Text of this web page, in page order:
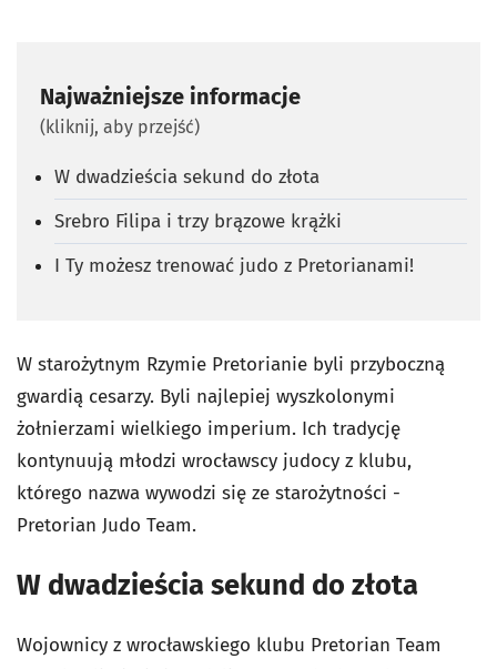
Najważniejsze informacje
(kliknij, aby przejść)
W dwadzieścia sekund do złota
Srebro Filipa i trzy brązowe krążki
I Ty możesz trenować judo z Pretorianami!
W starożytnym Rzymie Pretorianie byli przyboczną
gwardią cesarzy. Byli najlepiej wyszkolonymi
żołnierzami wielkiego imperium. Ich tradycję
kontynuują młodzi wrocławscy judocy z klubu,
którego nazwa wywodzi się ze starożytności -
Pretorian Judo Team.
W dwadzieścia sekund do złota
Wojownicy z wrocławskiego klubu Pretorian Team